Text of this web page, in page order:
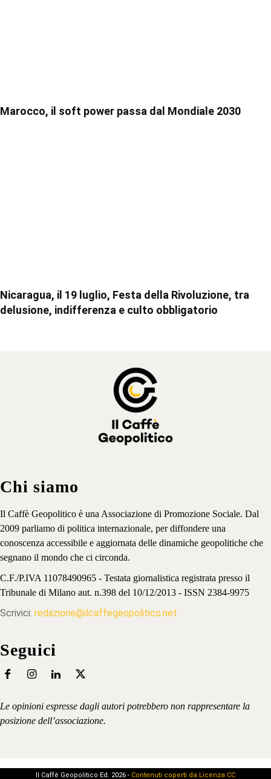
Marocco, il soft power passa dal Mondiale 2030
Nicaragua, il 19 luglio, Festa della Rivoluzione, tra
delusione, indifferenza e culto obbligatorio
Chi siamo
Il Caffè Geopolitico è una Associazione di Promozione Sociale. Dal
2009 parliamo di politica internazionale, per diffondere una
conoscenza accessibile e aggiornata delle dinamiche geopolitiche che
segnano il mondo che ci circonda.
C.F./P.IVA 11078490965 - Testata giornalistica registrata presso il
Tribunale di Milano aut. n.398 del 10/12/2013 - ISSN 2384-9975
Scrivici: redazione@ilcaffegeopolitico.net
Seguici
Le opinioni espresse dagli autori potrebbero non rappresentare la
posizione dell’associazione.
Il Caffè Geopolitico Ed. 2026 - Contenuti coperti da Licenza CC